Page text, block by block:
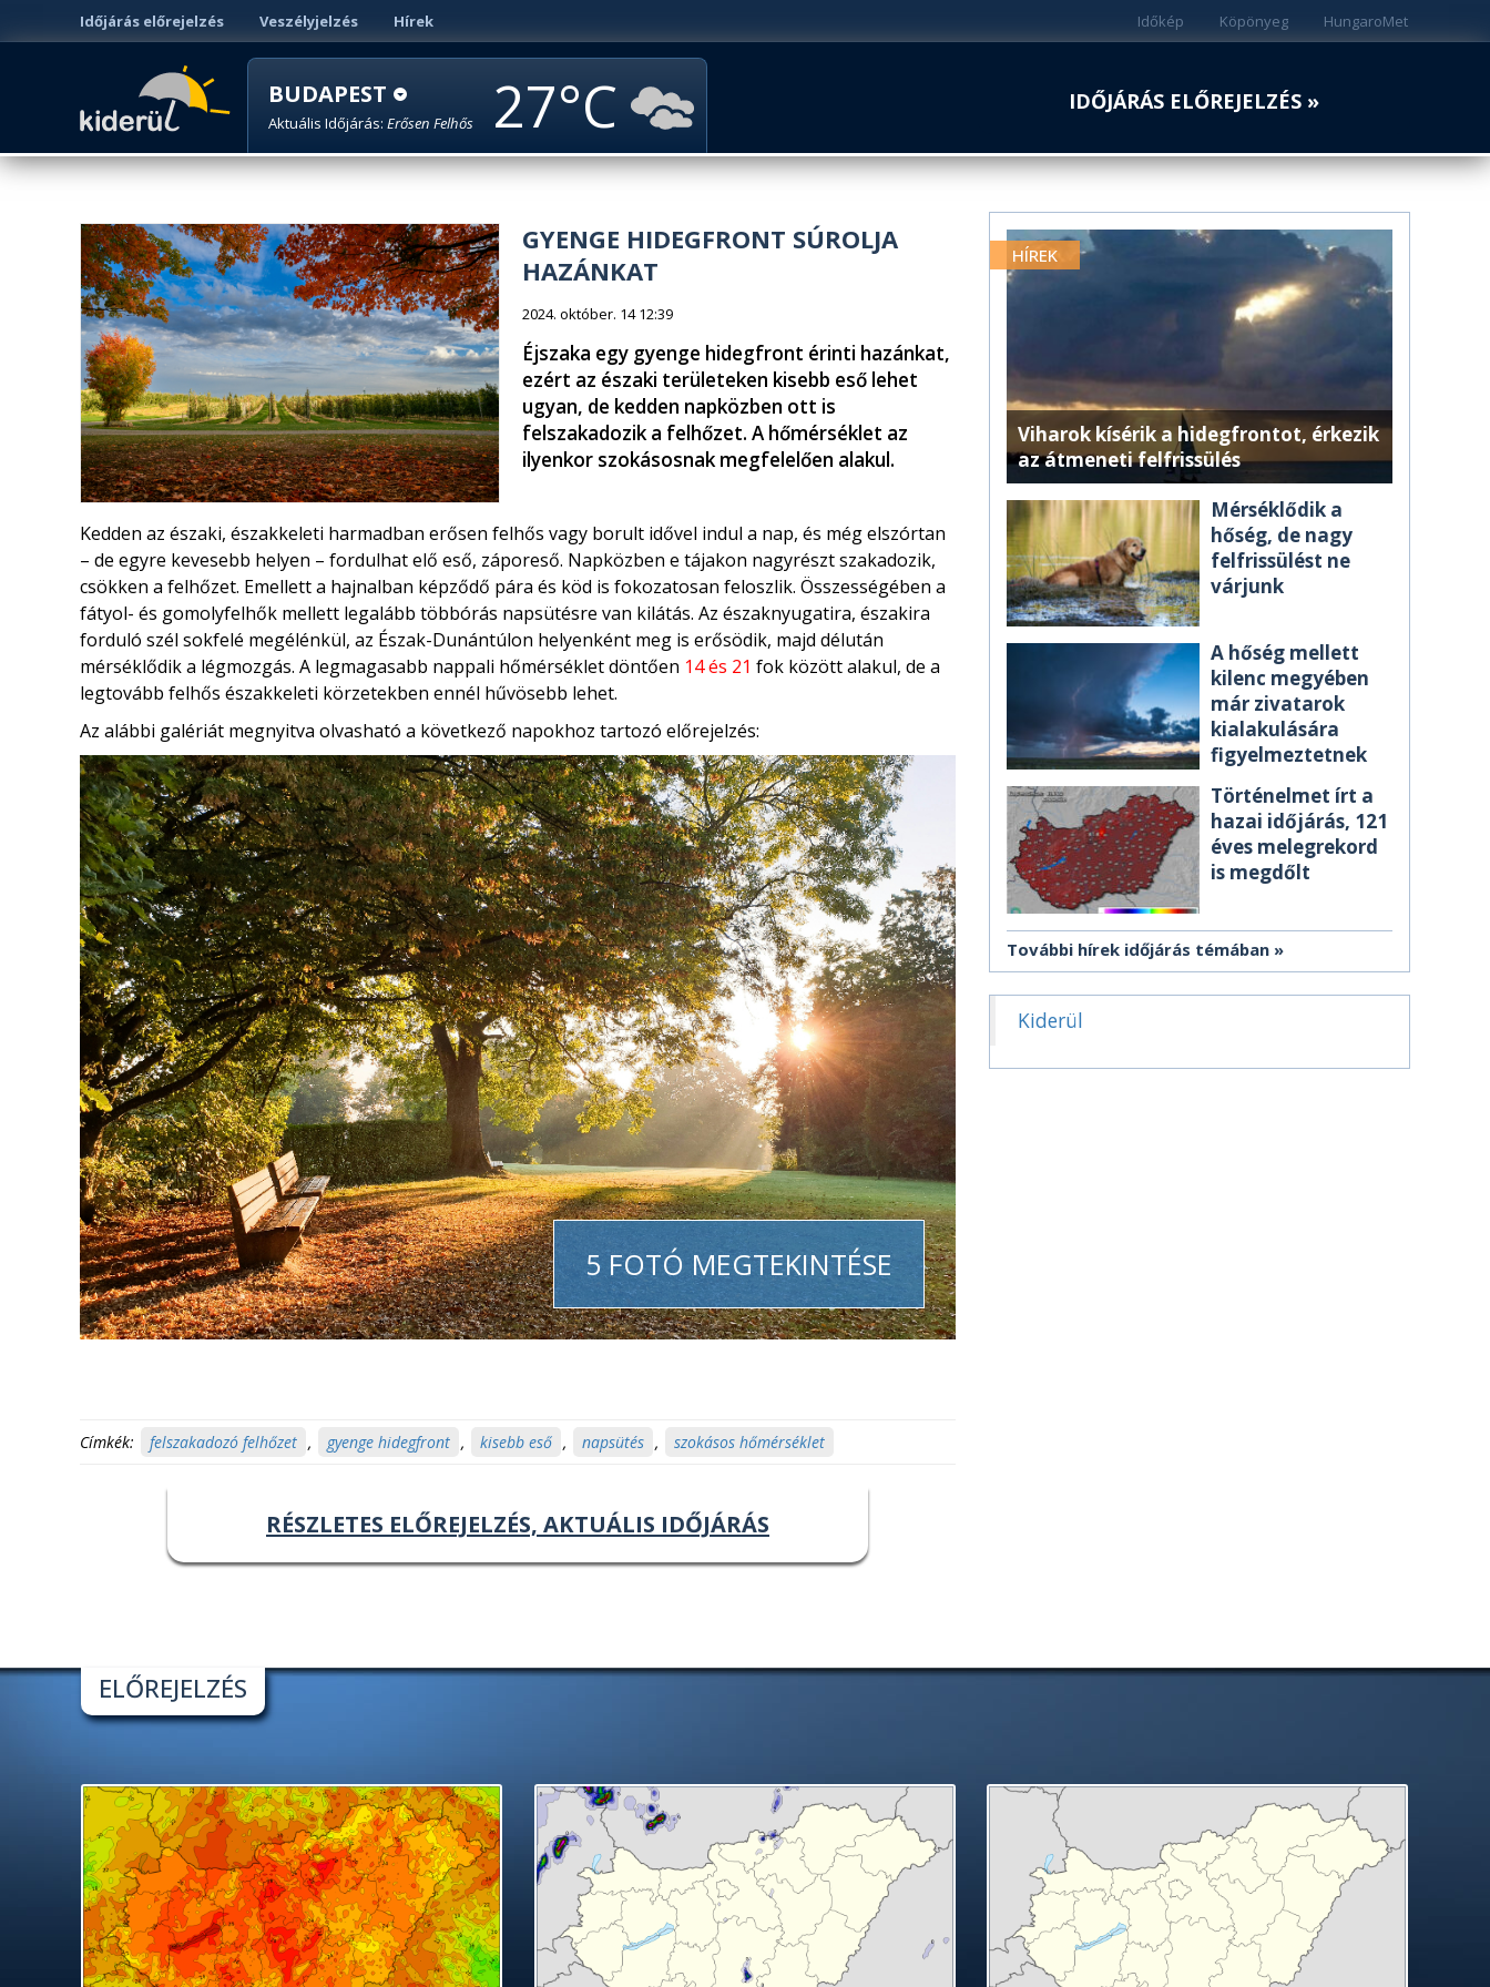
Időjárás előrejelzés Veszélyjelzés Hírek HungaroMet
Köpönyeg
Időkép
BUDAPEST
Aktuális Időjárás: Erősen Felhős 27 IDŐJÁRÁS ELŐREJELZÉS »
GYENGE HIDEGFRONT SÚROLJA
HAZÁNKAT
2024. október. 14 12:39
Éjszaka egy gyenge hidegfront érinti hazánkat,
ezért az északi területeken kisebb eső lehet
ugyan, de kedden napközben ott is
felszakadozik a felhőzet. A hőmérséklet az
ilyenkor szokásosnak megfelelően alakul.
Kedden az északi, északkeleti harmadban erősen felhős vagy borult idővel indul a nap, és még elszórtan
– de egyre kevesebb helyen – fordulhat elő eső, záporeső. Napközben e tájakon nagyrészt szakadozik,
csökken a felhőzet. Emellett a hajnalban képződő pára és köd is fokozatosan feloszlik. Összességében a
fátyol- és gomolyfelhők mellett legalább többórás napsütésre van kilátás. Az északnyugatira, északira
forduló szél sokfelé megélénkül, az Észak-Dunántúlon helyenként meg is erősödik, majd délután
mérséklődik a légmozgás. A legmagasabb nappali hőmérséklet döntően 14 és 21 fok között alakul, de a
legtovább felhős északkeleti körzetekben ennél hűvösebb lehet.
Az alábbi galériát megnyitva olvasható a következő napokhoz tartozó előrejelzés:
5 FOTÓ MEGTEKINTÉSE
Címkék: felszakadozó felhőzet , gyenge hidegfront , kisebb eső , napsütés , szokásos hőmérséklet
RÉSZLETES ELŐREJELZÉS, AKTUÁLIS IDŐJÁRÁS
HÍREK
Viharok kísérik a hidegfrontot, érkezik
az átmeneti felfrissülés
Mérséklődik a
hőség, de nagy
felfrissülést ne
várjunk
A hőség mellett
kilenc megyében
már zivatarok
kialakulására
figyelmeztetnek
Történelmet írt a
hazai időjárás, 121
éves melegrekord
is megdőlt
További hírek időjárás témában
Kiderül
ELŐREJELZÉS